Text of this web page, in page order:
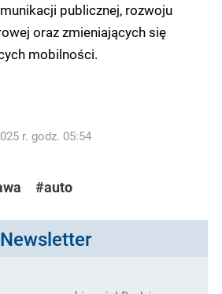
publicznej, rozwoju
oraz zmieniających się
mobilności.
r. godz. 05:54
#auto
Newsletter